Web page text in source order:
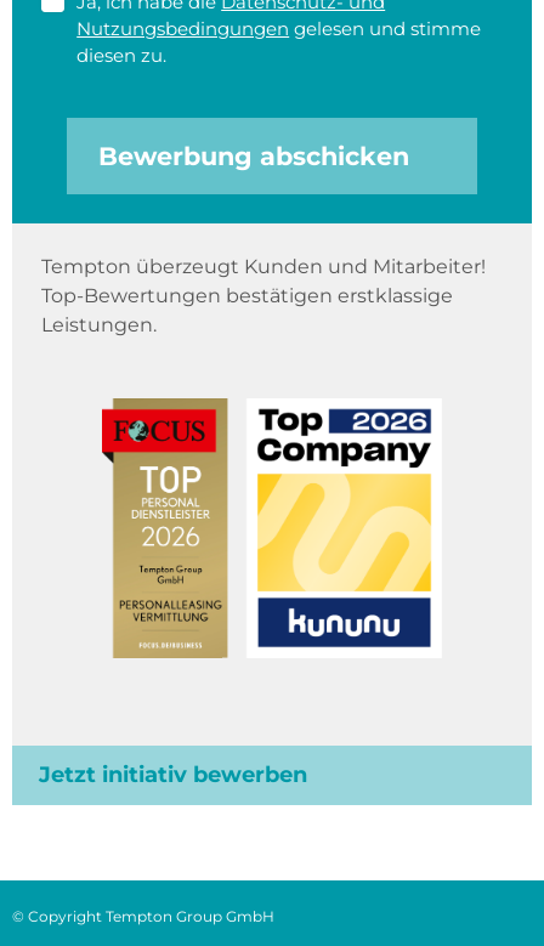
Nutzungsbedingungen gelesen und stimme
diesen zu.
Bewerbung abschicken
Tempton überzeugt Kunden und Mitarbeiter!
Top-Bewertungen bestätigen erstklassige
Leistungen.
Jetzt initiativ bewerben
© Copyright Tempton Group GmbH